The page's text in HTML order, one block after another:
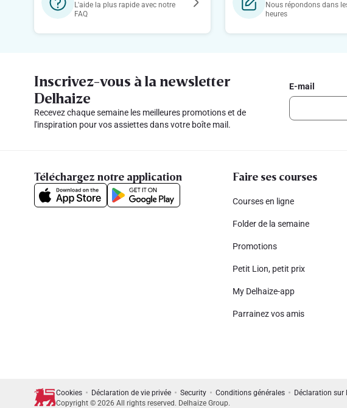
L'aide la plus rapide avec notre
FAQ
Nous répondons dans
heures
Inscrivez-vous à la newsletter
Delhaize
Recevez chaque semaine les meilleures promotions et de
l'inspiration pour vos assiettes dans votre boîte mail.
E-mail
Téléchargez notre application Faire ses courses
Courses en ligne
Folder de la semaine
Promotions
Petit Lion, petit prix
My Delhaize-app
Parrainez vos amis
Cookies Déclaration de vie privée Security Conditions générales
Déclaration sur
Copyright © 2026 All rights reserved. Delhaize Group.